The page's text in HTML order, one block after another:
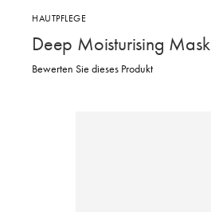
HAUTPFLEGE
Deep Moisturising Mask
Bewerten Sie dieses Produkt